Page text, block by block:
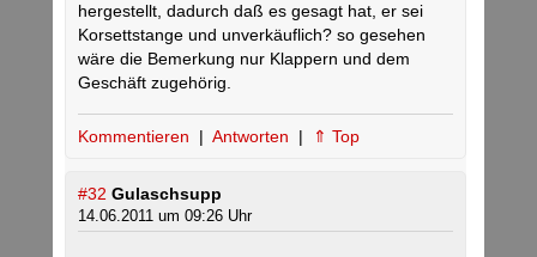
hergestellt, dadurch daß es gesagt hat, er sei
Korsettstange und unverkäuflich? so gesehen
wäre die Bemerkung nur Klappern und dem
Geschäft zugehörig.
Kommentieren | Antworten | ⇑ Top
#32 Gulaschsupp
14.06.2011 um 09:26 Uhr